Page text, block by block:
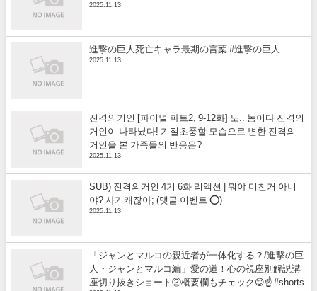
2025.11.13
進撃の巨人死亡キャラ最期の言葉 #進撃の巨人
2025.11.13
진격의거인 [파이널 파트2, 9-12화] 노.. 놈이다 진격의
거인이 나타났다! 기절초풍할 모습으로 변한 진격의
거인을 본 가족들의 반응은?
2025.11.13
SUB) 진격의거인 4기 6화 리액션 | 뭐야 미친거 아니
야? 사기캐잖아; (댓글 이벤트 ⭕)
2025.11.13
「ジャンとマルコの親近者が一体化する？/進撃の巨
人・ジャンとマルコ編」愛の道！心の視座別解説講
座切り抜きショート②概要欄もチェック😊☝️ #shorts